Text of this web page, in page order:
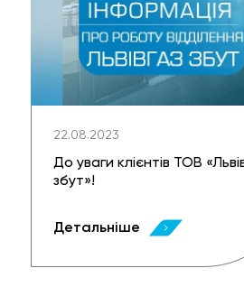
22.08.2023
До уваги клієнтів ТОВ
збут»!
Детальніше